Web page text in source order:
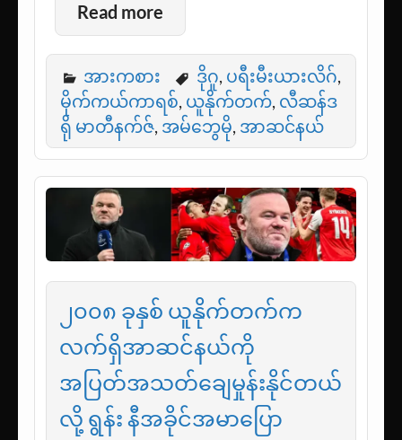
Read more
အားကစား ဒိုဂူ ပရီးမီးယားလိဂ်
မိုက်ကယ်ကာရစ် ယူနိုက်တက် လီဆန်ဒ
ရို မာတီနက်ဇ် အမ်ဘွေမို အာဆင်နယ်
၂၀၀၈ ခုနှစ် ယူနိုက်တက်က
လက်ရှိအာဆင်နယ်ကို
အပြတ်အသတ်ချေမှုန်းနိုင်တယ်
လို့ ရွန်း နီအခိုင်အမာပြော